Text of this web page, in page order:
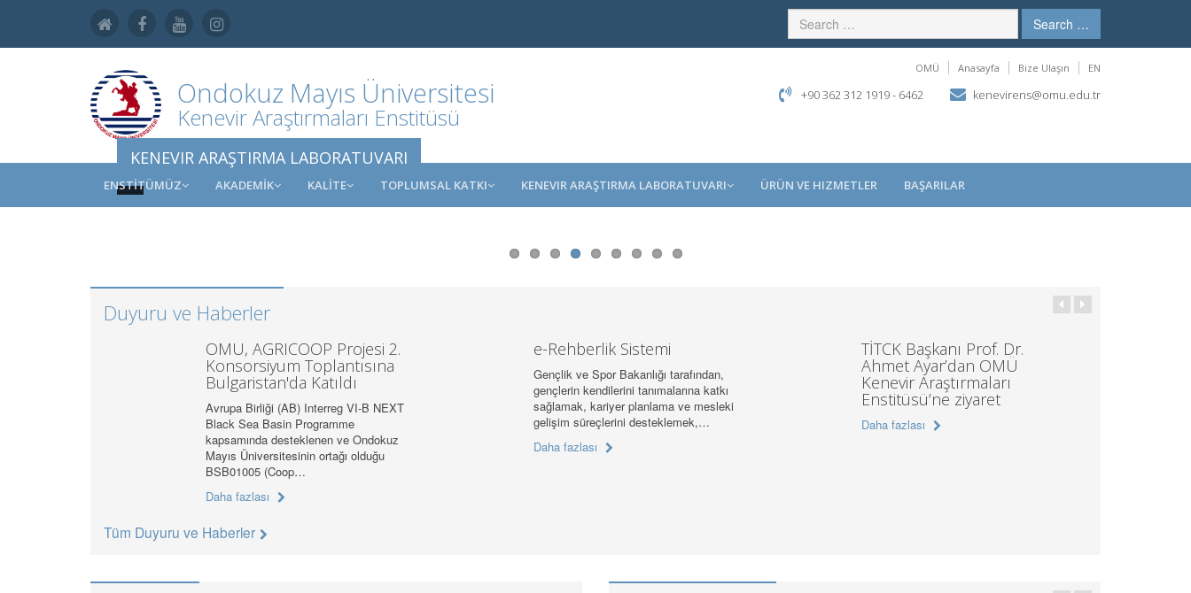
Search …
Ondokuz Mayıs Üniversitesi
Kenevir Araştırmaları Enstitüsü
OMÜ Anasayfa Bize Ulaşın EN
+90 362 312 1919 - 6462 kenevirens@omu.edu.tr
ENSTİTÜMÜZ AKADEMİK KALİTE TOPLUMSAL KATKI KENEVIR ARAŞTIRMA LABORATUVARI ÜRÜN VE HIZMETLER BAŞARILAR
KENEVIR ARAŞTIRMA LABORATUVARI
Duyuru ve Haberler
OMÜ, AGRICOOP Projesi 2.
Konsorsiyum Toplantısına
Bulgaristan'da Katıldı
Avrupa Birliği (AB) Interreg VI-B NEXT
Black Sea Basin Programme
kapsamında desteklenen ve Ondokuz
Mayıs Üniversitesinin ortağı olduğu
BSB01005 (Coop…
Daha fazlası
e-Rehberlik Sistemi
Gençlik ve Spor Bakanlığı tarafından,
gençlerin kendilerini tanımalarına katkı
sağlamak, kariyer planlama ve mesleki
gelişim süreçlerini desteklemek,…
Daha fazlası
TİTCK Başkanı Prof. Dr.
Ahmet Ayar’dan OMÜ
Kenevir Araştırmaları
Enstitüsü’ne ziyaret
Daha fazlası
Tüm Duyuru ve Haberler